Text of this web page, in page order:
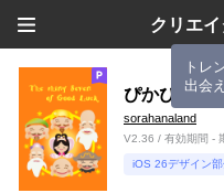
クリエ
トレ
出会
ぴかぴか七
sorahanaland
V2.36 / 有効期間 -
iOS 26デザイン